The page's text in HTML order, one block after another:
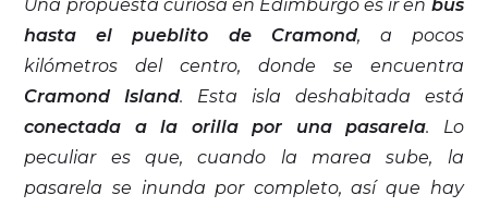
Una propuesta curiosa en Edimburgo es ir en bus
hasta el pueblito de Cramond, a pocos
kilómetros del centro, donde se encuentra
Cramond Island. Esta isla deshabitada está
conectada a la orilla por una pasarela. Lo
peculiar es que, cuando la marea sube, la
pasarela se inunda por completo, así que hay